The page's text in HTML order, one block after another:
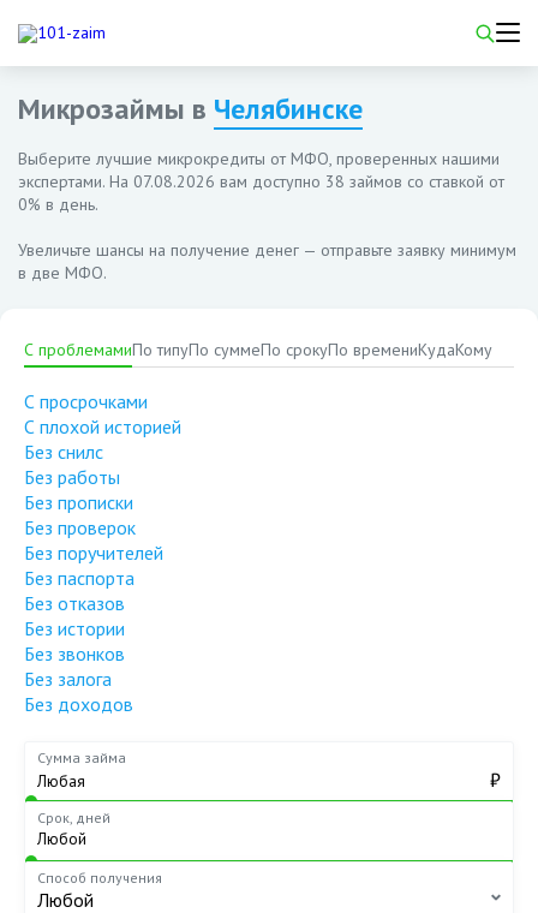
Микрозаймы в Челябинске
Выберите лучшие микрокредиты от МФО, проверенных нашими
экспертами. На 07.08.2026 вам доступно 38 займов со ставкой от
0% в день.
Увеличьте шансы на получение денег — отправьте заявку минимум
в две МФО.
С проблемамиПо типуПо суммеПо срокуПо времениКудаКому
С просрочками
С плохой историей
Без снилс
Без работы
Без прописки
Без проверок
Без поручителей
Без паспорта
Без отказов
Без истории
Без звонков
Без залога
Без доходов
Сумма займа
₽
Срок, дней
Способ получения
Любой